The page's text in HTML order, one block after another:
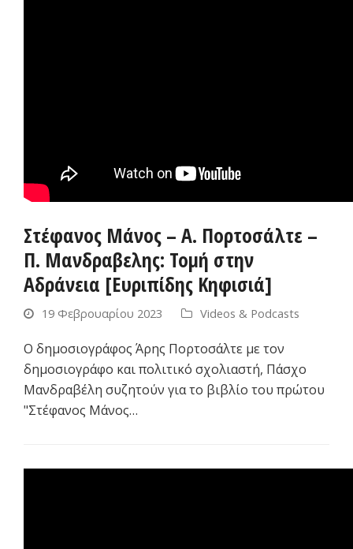
Στέφανος Μάνος – Α. Πορτοσάλτε –
Π. Μανδραβελης: Τομή στην
Αδράνεια [Ευριπίδης Κηφισιά]
19 Φεβρουαρίου 2023 Videos & Podcasts
Ο δημοσιογράφος Άρης Πορτοσάλτε με τον
δημοσιογράφο και πολιτικό σχολιαστή, Πάσχο
Μανδραβέλη συζητούν για το βιβλίο του πρώτου
"Στέφανος Μάνος…